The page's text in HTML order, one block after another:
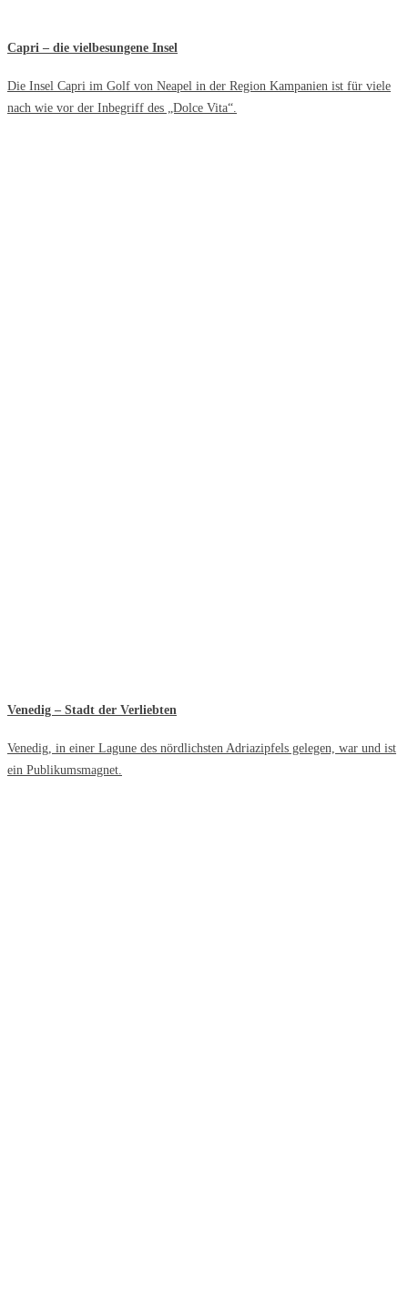
Capri – die vielbesungene Insel
Die Insel Capri im Golf von Neapel in der Region Kampanien ist für viele
nach wie vor der Inbegriff des „Dolce Vita“.
Venedig – Stadt der Verliebten
Venedig, in einer Lagune des nördlichsten Adriazipfels gelegen, war und ist
ein Publikumsmagnet.